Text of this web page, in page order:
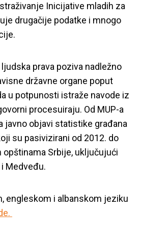
Inicijative mladih za
drugačije podatke i mnogo
prava poziva nadležno
državne organe poput
u potpunosti istraže navode iz
procesuiraju. Od MUP-a
javno objavi statistike građana
su pasivizirani od 2012. do
opštinama Srbije, uključujući
i Medveđu.
engleskom i albanskom jeziku